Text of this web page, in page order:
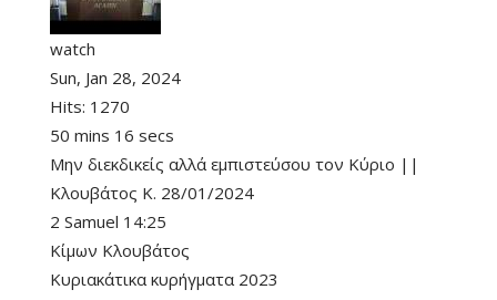
watch
Sun, Jan 28, 2024
Hits: 1270
50 mins 16 secs
Μην διεκδικείς αλλά εμπιστεύσου τον Κύριο ||
Κλουβάτος Κ. 28/01/2024
2 Samuel 14:25
Κίμων Κλουβάτος
Κυριακάτικα κυρήγματα 2023